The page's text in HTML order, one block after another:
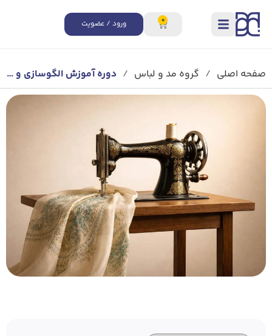
0 ورود / عضویت
صفحه اصلی / گروه مد و لباس / دوره آموزش الگوسازی و دوخت با متد مولر